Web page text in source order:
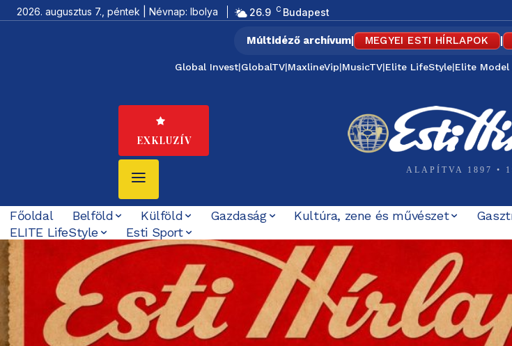
2026. augusztus 7., péntek | Névnap: Ibolya 26.9 C Budapest
Múltidéző archívum| MEGYEI ESTI HÍRLAPOK |
Global Invest|GlobalTV|MaxlineVip|MusicTV|Elite LifeStyle|Elite Model
EXKLUZÍV
ALAPÍTVA 1897 •
Főoldal Belföld Külföld Gazdaság Kultúra, zene és művészet
ELITE LifeStyle
Esti Sport